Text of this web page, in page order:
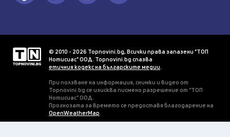
© 2010 - 2026 Topnovini.bg, Всички права запазени "ТОП
Нотисиас" ООД. Topnovini.bg спазва
етичния кодекс на българските медии.
При ползване на информация, снимки и видео от
Topnovini.bg се изисква писмено разрешение от "ТОП
Нотисиас" ООД.
Прогнозата за времето се предоставя благодарение на
OpenWeatherMap.